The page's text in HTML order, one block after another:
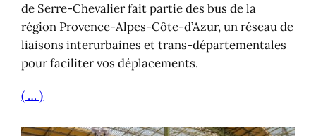
de Serre-Chevalier fait partie des bus de la
région Provence-Alpes-Côte-d’Azur, un réseau de
liaisons interurbaines et trans-départementales
pour faciliter vos déplacements.
( … )